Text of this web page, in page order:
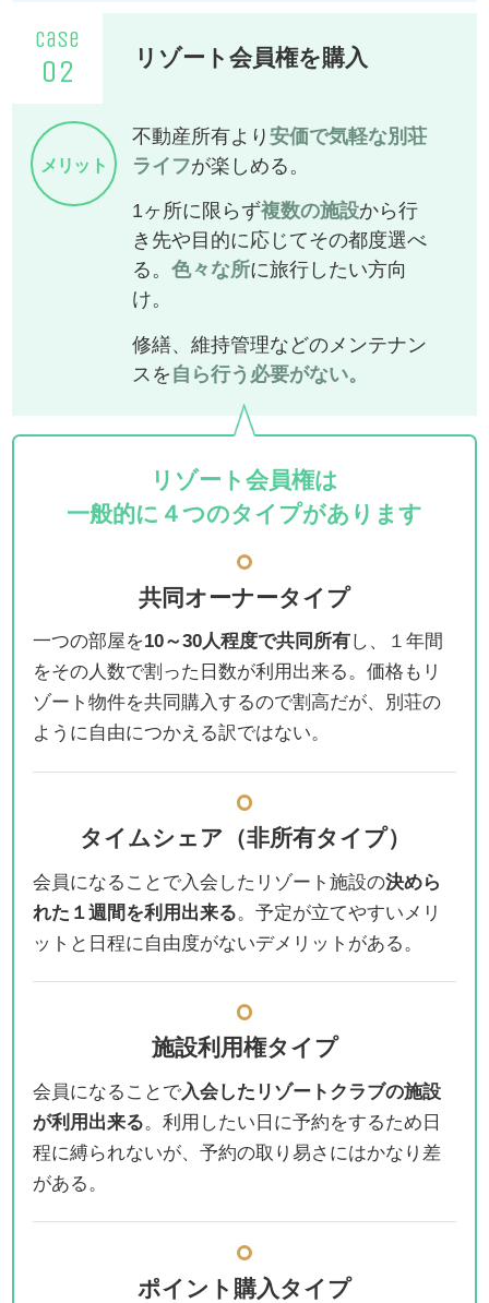
case
02 リゾート会員権を購入
メリット
不動産所有より安価で気軽な別荘
ライフが楽しめる。
1ヶ所に限らず複数の施設から行
き先や目的に応じてその都度選べ
る。色々な所に旅行したい方向
け。
修繕、維持管理などのメンテナン
スを自ら行う必要がない。
リゾート会員権は
一般的に４つのタイプがあります
共同オーナータイプ
一つの部屋を10～30人程度で共同所有し、１年間
をその人数で割った日数が利用出来る。価格もリ
ゾート物件を共同購入するので割高だが、別荘の
ように自由につかえる訳ではない。
タイムシェア （非所有タイプ）
会員になることで入会したリゾート施設の決めら
れた１週間を利用出来る。予定が立てやすいメリ
ットと日程に自由度がないデメリットがある。
施設利用権タイプ
会員になることで入会したリゾートクラブの施設
が利用出来る。利用したい日に予約をするため日
程に縛られないが、予約の取り易さにはかなり差
がある。
ポイント購入タイプ